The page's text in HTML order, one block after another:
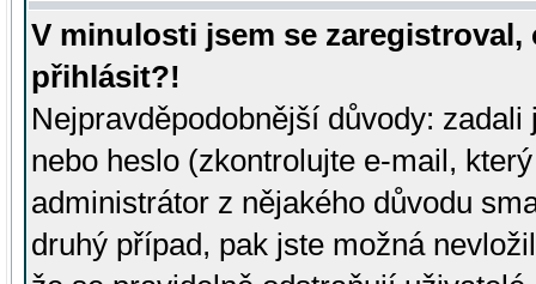
V minulosti jsem se
přihlásit?!
Nejpravděpodobnější důvody:
nebo heslo (zkontrolujte e-mail,
administrátor z nějakého důvodu
druhý případ, pak jste možná